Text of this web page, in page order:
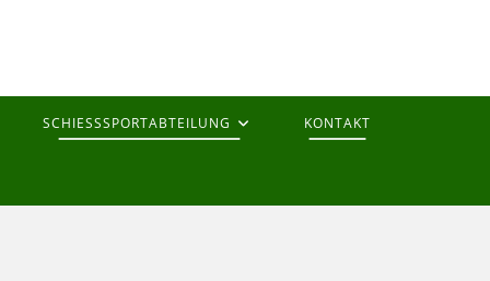
SCHIESSSPORTABTEILUNG KONTAKT